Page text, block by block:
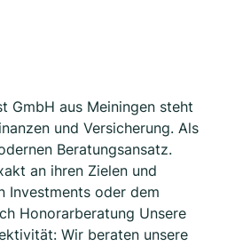
GmbH aus Meiningen steht
und Versicherung. Als
Beratungsansatz.
an ihren Zielen und
Investments oder dem
Honorarberatung Unsere
Wir beraten unsere